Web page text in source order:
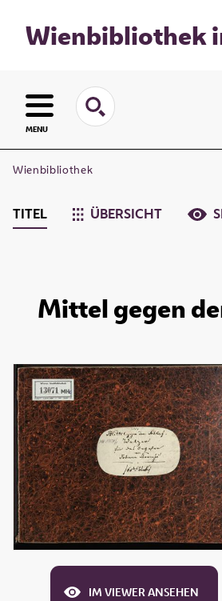
Wienbibliothek
MENU
Wienbibliothek
TITEL ÜBERSICHT
Mittel gegen
IM VIEWER ANSEHEN